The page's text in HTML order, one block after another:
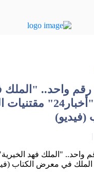
واحد.. "الملك
تستعرض مع "أخبار24"